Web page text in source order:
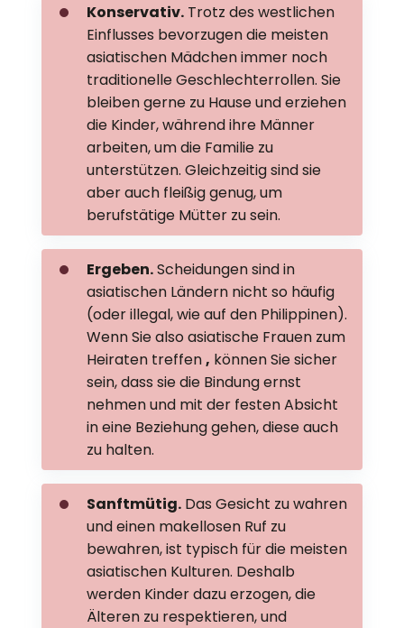
Konservativ. Trotz des westlichen
Einflusses bevorzugen die meisten
asiatischen Mädchen immer noch
traditionelle Geschlechterrollen. Sie
bleiben gerne zu Hause und erziehen
die Kinder, während ihre Männer
arbeiten, um die Familie zu
unterstützen. Gleichzeitig sind sie
aber auch fleißig genug, um
berufstätige Mütter zu sein.
Ergeben.Scheidungen sind in
asiatischen Ländern nicht so häufig
(oder illegal, wie auf den Philippinen).
Wenn Sie alsoasiatische Frauen zum
Heiraten treffen, können Sie sicher
sein, dass sie die Bindung ernst
nehmen und mit der festen Absicht
in eine Beziehung gehen, diese auch
zu halten.
Sanftmütig. Das Gesicht zu wahren
und einen makellosen Ruf zu
bewahren, ist typisch für die meisten
asiatischen Kulturen. Deshalb
werden Kinder dazu erzogen, die
Älteren zu respektieren, und